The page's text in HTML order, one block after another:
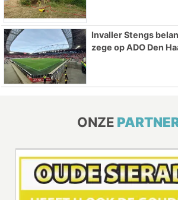
Invaller Stengs
zege op ADO Den
ONZE